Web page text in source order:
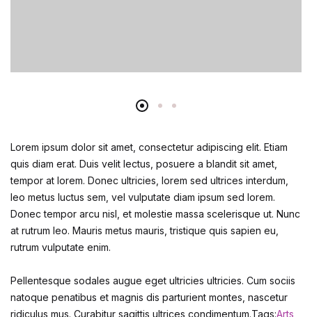
Lorem ipsum dolor sit amet, consectetur adipiscing elit. Etiam
quis diam erat. Duis velit lectus, posuere a blandit sit amet,
tempor at lorem. Donec ultricies, lorem sed ultrices interdum,
leo metus luctus sem, vel vulputate diam ipsum sed lorem.
Donec tempor arcu nisl, et molestie massa scelerisque ut. Nunc
at rutrum leo. Mauris metus mauris, tristique quis sapien eu,
rutrum vulputate enim.
Pellentesque sodales augue eget ultricies ultricies. Cum sociis
natoque penatibus et magnis dis parturient montes, nascetur
ridiculus mus. Curabitur sagittis ultrices condimentum.Tags:Arts